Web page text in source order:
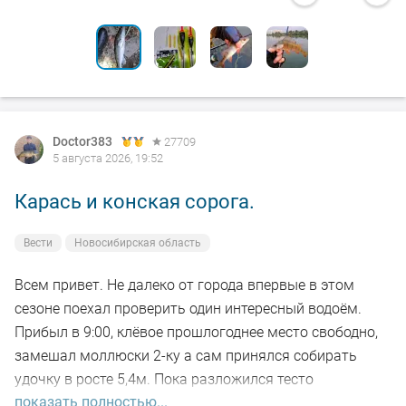
Doctor383
27709
5 августа 2026, 19:52
Карась и конская сорога.
Вести Новосибирская область
Всем привет. Не далеко от города впервые в этом
сезоне поехал проверить один интересный водоём.
Прибыл в 9:00, клёвое прошлогоднее место свободно,
замешал моллюски 2-ку а сам принялся собирать
удочку в росте 5,4м. Пока разложился тесто
показать полностью...